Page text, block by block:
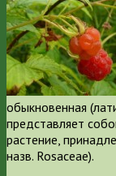
обыкновенная
представляет
растение,
назв. Rosaceae).